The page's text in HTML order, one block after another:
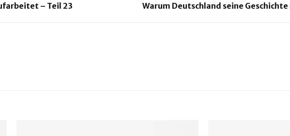
– Teil 23 Warum Deutschland seine